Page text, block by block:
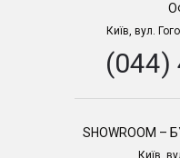
Київ, вул.
(044)
SHOWROOM –